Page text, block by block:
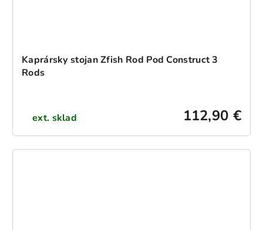
Kaprársky stojan Zfish Rod Pod Construct 3
Rods
ext. sklad 112,90 €